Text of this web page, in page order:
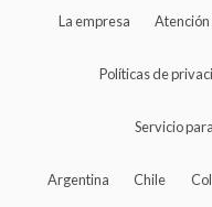
La empresa Atención
Políticas de
Servicio
Argentina Chile